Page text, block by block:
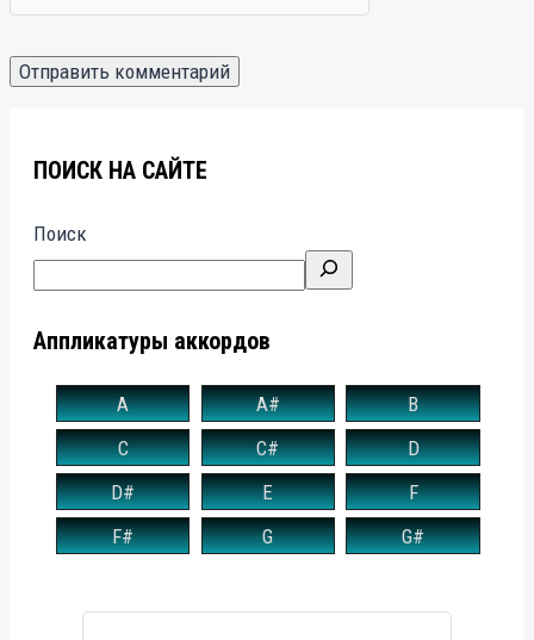
ПОИСК НА САЙТЕ
Поиск
Аппликатуры аккордов
A A#
B
C
C#
D
D#
E
F
F#
G G#